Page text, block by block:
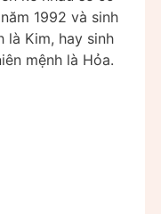
1992 và sinh
là Kim, hay sinh
mệnh là Hỏa.